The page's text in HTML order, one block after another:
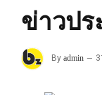
ข่าวป
By admin